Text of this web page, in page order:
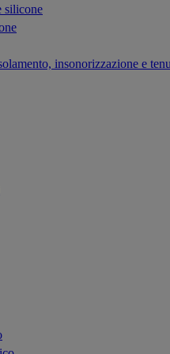
silicone
insonorizzazione e